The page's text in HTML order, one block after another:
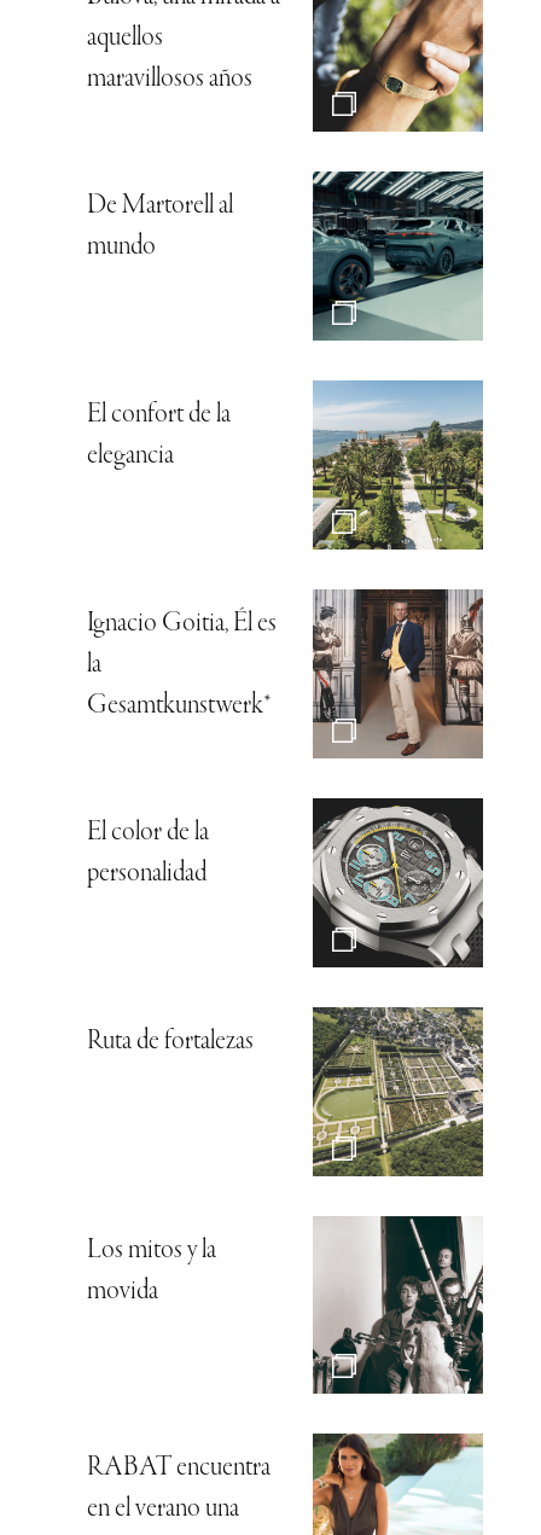
aquellos
maravillosos años
De Martorell al
mundo
El confort de la
elegancia
Ignacio Goitia, Él es
la
Gesamtkunstwerk*
El color de la
personalidad
Ruta de fortalezas
Los mitos y la
movida
RABAT encuentra
en el verano una